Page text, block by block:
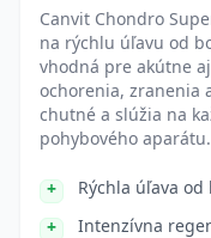
Canvit Chondro
na rýchlu úľavu od
vhodná pre akútne
ochorenia, zranenia
chutné a slúžia na
pohybového aparátu.
Rýchla úľava
Intenzívna